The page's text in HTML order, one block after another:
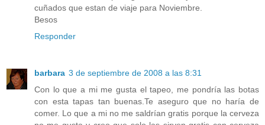
cuñados que estan de viaje para Noviembre.
Besos
Responder
barbara 3 de septiembre de 2008 a las 8:31
Con lo que a mi me gusta el tapeo, me pondría las botas
con esta tapas tan buenas.Te aseguro que no haría de
comer. Lo que a mi no me saldrían gratis porque la cerveza